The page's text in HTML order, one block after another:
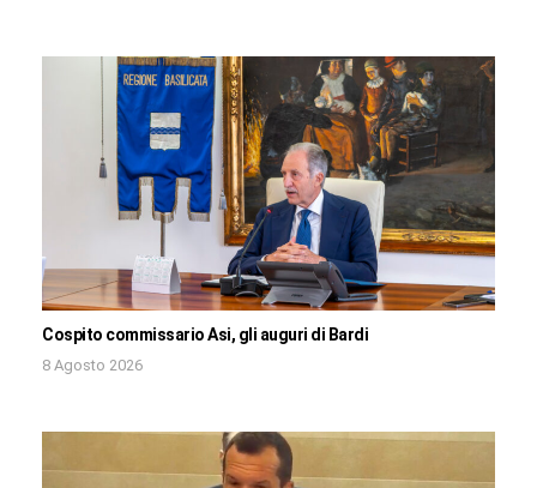
Cospito commissario Asi, gli auguri di Bardi
8 Agosto 2026